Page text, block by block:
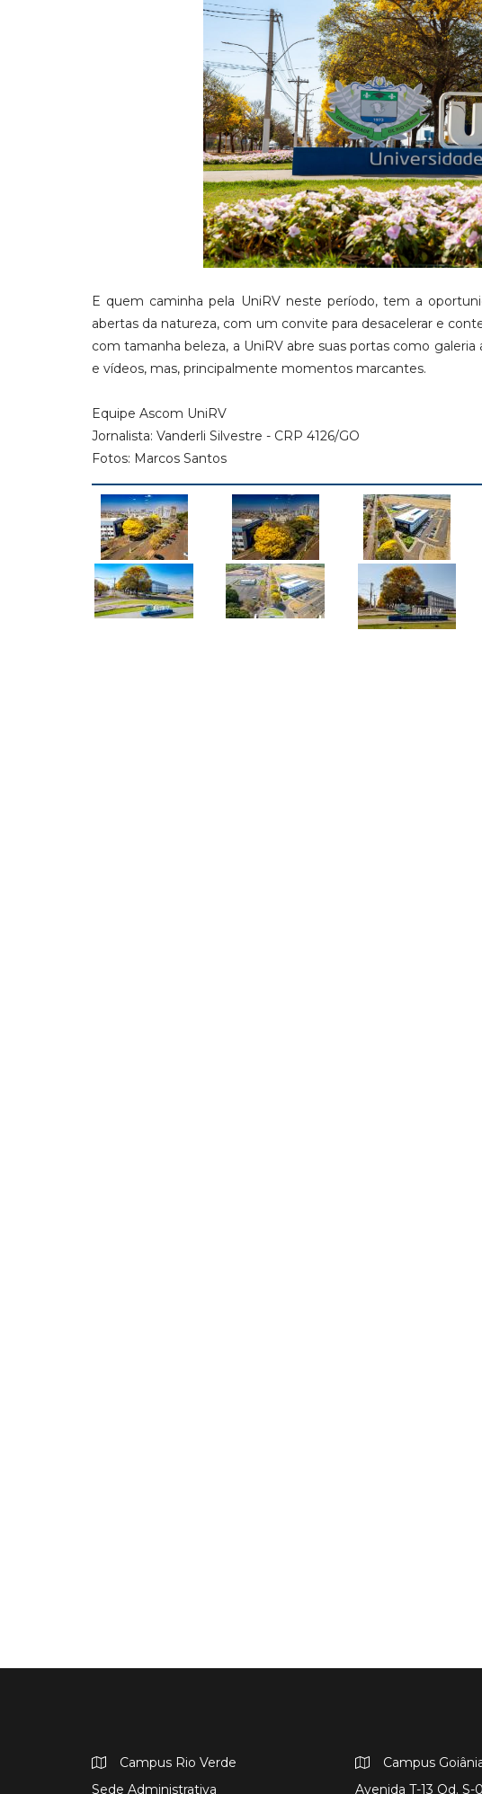
E quem caminha pela UniRV neste período, tem a
abertas da natureza, com um convite para desacelerar e
com tamanha beleza, a UniRV abre suas portas como
e vídeos, mas, principalmente momentos marcantes.
Equipe Ascom UniRV
Jornalista: Vanderli Silvestre - CRP 4126/GO
Fotos: Marcos Santos
Campus Rio Verde
Sede Administrativa
Campus
Avenida T-13 Qd. S-